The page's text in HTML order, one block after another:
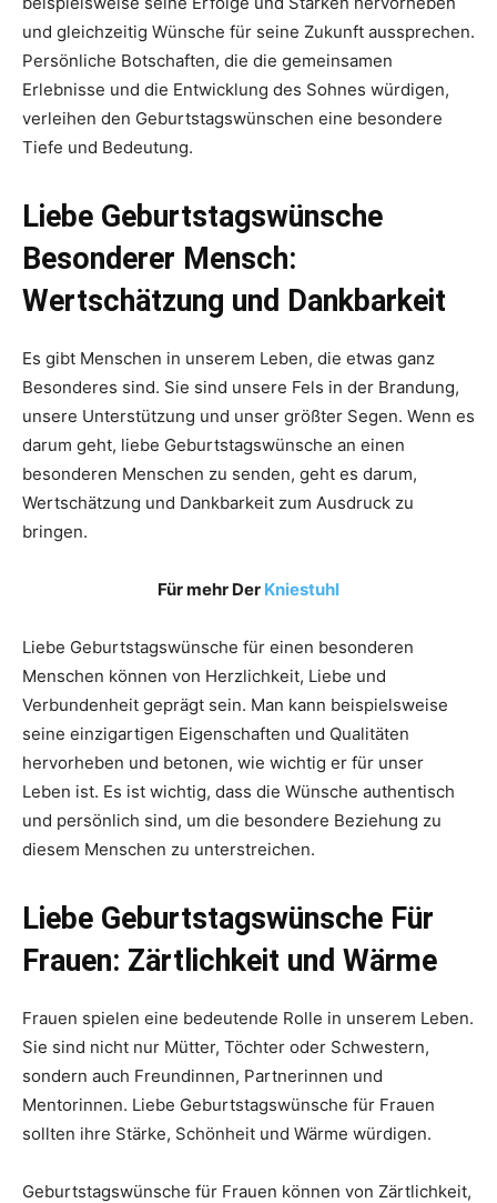
und gleichzeitig Wünsche für seine Zukunft aussprechen.
Persönliche Botschaften, die die gemeinsamen
Erlebnisse und die Entwicklung des Sohnes würdigen,
verleihen den Geburtstagswünschen eine besondere
Tiefe und Bedeutung.
Liebe Geburtstagswünsche
Besonderer Mensch:
Wertschätzung und Dankbarkeit
Es gibt Menschen in unserem Leben, die etwas ganz
Besonderes sind. Sie sind unsere Fels in der Brandung,
unsere Unterstützung und unser größter Segen. Wenn es
darum geht, liebe Geburtstagswünsche an einen
besonderen Menschen zu senden, geht es darum,
Wertschätzung und Dankbarkeit zum Ausdruck zu
bringen.
Für mehr Der Kniestuhl
Liebe Geburtstagswünsche für einen besonderen
Menschen können von Herzlichkeit, Liebe und
Verbundenheit geprägt sein. Man kann beispielsweise
seine einzigartigen Eigenschaften und Qualitäten
hervorheben und betonen, wie wichtig er für unser
Leben ist. Es ist wichtig, dass die Wünsche authentisch
und persönlich sind, um die besondere Beziehung zu
diesem Menschen zu unterstreichen.
Liebe Geburtstagswünsche Für
Frauen: Zärtlichkeit und Wärme
Frauen spielen eine bedeutende Rolle in unserem Leben.
Sie sind nicht nur Mütter, Töchter oder Schwestern,
sondern auch Freundinnen, Partnerinnen und
Mentorinnen. Liebe Geburtstagswünsche für Frauen
sollten ihre Stärke, Schönheit und Wärme würdigen.
Geburtstagswünsche für Frauen können von Zärtlichkeit,